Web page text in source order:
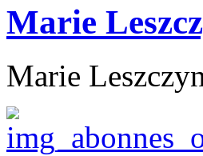
Marie
Marie